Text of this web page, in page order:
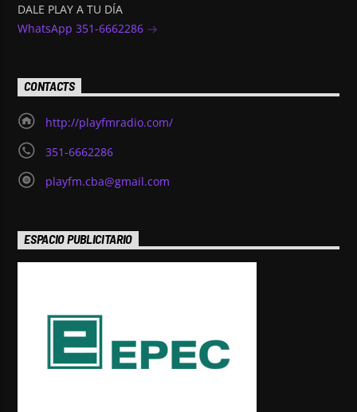
DALE PLAY A TU DÍA
WhatsApp 351-6662286
CONTACTS
http://playfmradio.com/
351-6662286
playfm.cba@gmail.com
ESPACIO PUBLICITARIO